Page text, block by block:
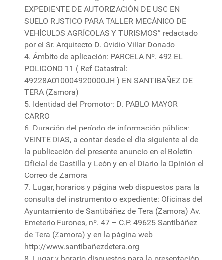
EXPEDIENTE DE AUTORIZACIÓN DE USO EN
SUELO RUSTICO PARA TALLER MECÁNICO DE
VEHÍCULOS AGRÍCOLAS Y TURISMOS” redactado
por el Sr. Arquitecto D. Ovidio Villar Donado
4. Ámbito de aplicación: PARCELA Nº. 492 EL
POLIGONO 11 ( Ref Catastral:
49228A010004920000JH ) EN SANTIBAÑEZ DE
TERA (Zamora)
5. Identidad del Promotor: D. PABLO MAYOR
CARRO
6. Duración del período de información pública:
VEINTE DIAS, a contar desde el día siguiente al de
la publicación del presente anuncio en el Boletín
Oficial de Castilla y León y en el Diario la Opinión el
Correo de Zamora
7. Lugar, horarios y página web dispuestos para la
consulta del instrumento o expediente: Oficinas del
Ayuntamiento de Santibáñez de Tera (Zamora) Av.
Emeterio Furones, nº. 47 – C.P. 49625 Santibáñez
de Tera (Zamora) y en la página web
http://www.santibañezdetera.org